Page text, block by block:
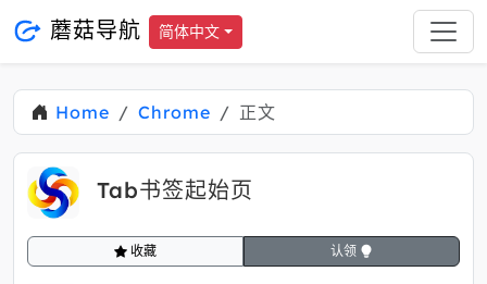
蘑菇导航 简体中文
Home Chrome 正文
Tab书签起始页
收藏 认领